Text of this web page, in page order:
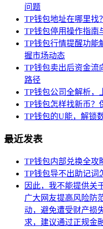
问题
TP钱包地址在哪里找
TP钱包停用操作指南
TP钱包行情提醒功能
握市场动态
TP钱包卖出后资金流
路径
TP钱包公司全解析，
TP钱包怎样找新币？
TP钱包的U能，解锁
最近发表
TP钱包内部兑换全攻
TP钱包导不出助记词
因此，我不能提供关
广大网友提高风险防
动，避免遭受财产损
求，建议通过正规金